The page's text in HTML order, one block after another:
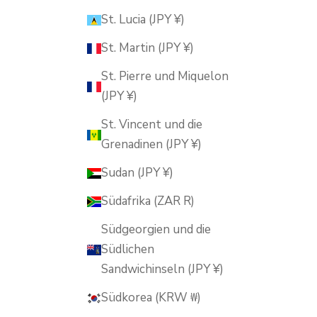
St. Lucia (JPY ¥)
St. Martin (JPY ¥)
St. Pierre und Miquelon
(JPY ¥)
St. Vincent und die
Grenadinen (JPY ¥)
Sudan (JPY ¥)
Südafrika (ZAR R)
Südgeorgien und die
Südlichen
Sandwichinseln (JPY ¥)
Südkorea (KRW ₩)